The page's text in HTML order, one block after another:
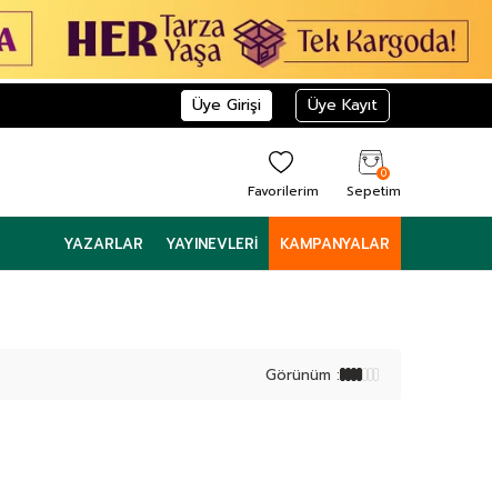
Üye Girişi Üye Kayıt
Favorilerim
0
Sepetim
YAZARLAR YAYINEVLERI KAMPANYALAR
Görünüm :